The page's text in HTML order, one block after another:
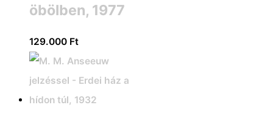
öbölben, 1977
129.000 Ft